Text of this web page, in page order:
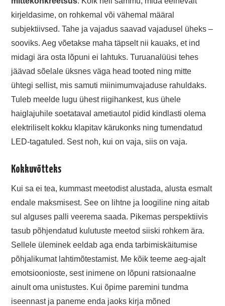
kirjeldasime, on rohkemal või vähemal määral
subjektiivsed. Tahe ja vajadus saavad vajadusel üheks –
sooviks. Aeg võetakse maha täpselt nii kauaks, et ind
midagi ära osta lõpuni ei lahtuks. Turuanalüüsi tehes
jäävad sõelale üksnes väga head tooted ning mitte
ühtegi sellist, mis samuti miinimumvajaduse rahuldaks.
Tuleb meelde lugu ühest riigihankest, kus ühele
haiglajuhile soetataval ametiautol pidid kindlasti olema
elektriliselt kokku klapitav kärukonks ning tumendatud
LED-tagatuled. Sest noh, kui on vaja, siis on vaja.
Kokkuvõtteks
Kui sa ei tea, kummast meetodist alustada, alusta esmalt
endale maksmisest. See on lihtne ja loogiline ning aitab
sul alguses palli veerema saada. Pikemas perspektiivis
tasub põhjendatud kulutuste meetod siiski rohkem ära.
Sellele üleminek eeldab aga enda tarbimiskäitumise
põhjalikumat lahtimõtestamist. Me kõik teeme aeg-ajalt
emotsioonioste, sest inimene on lõpuni ratsionaalne
ainult oma unistustes. Kui õpime paremini tundma
iseennast ja paneme enda jaoks kirja mõned